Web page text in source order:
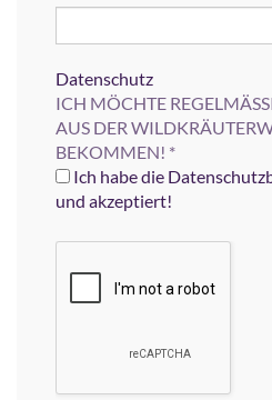
Datenschutz
ICH MÖCHTE
AUS DER
BEKOMMEN! *
Ich habe die
und akzeptiert!